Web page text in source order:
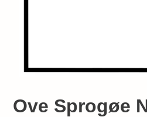
Ove Sprogøe